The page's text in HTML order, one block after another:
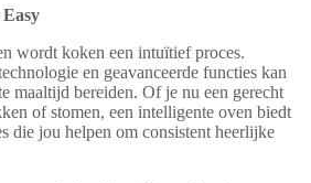
wordt koken een intuïtief proces.
en geavanceerde functies kan
maaltijd bereiden. Of je nu een gerecht
of stomen, een intelligente oven biedt
die jou helpen om consistent heerlijke